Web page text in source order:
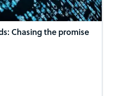
Chasing the promise